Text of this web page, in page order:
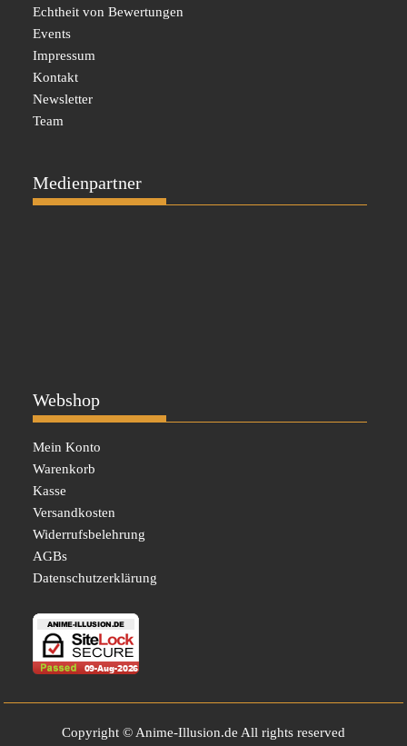
Echtheit von Bewertungen
Events
Impressum
Kontakt
Newsletter
Team
Medienpartner
Webshop
Mein Konto
Warenkorb
Kasse
Versandkosten
Widerrufsbelehrung
AGBs
Datenschutzerklärung
Copyright © Anime-Illusion.de All rights reserved